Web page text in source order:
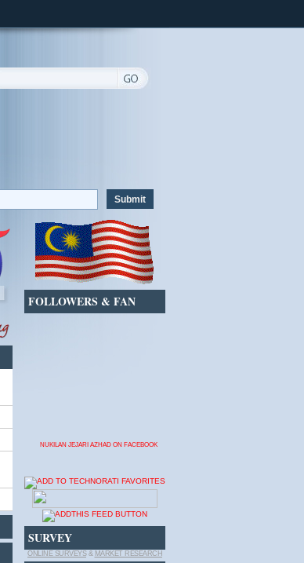
FOLLOWERS & FAN
NUKILAN JEJARI AZHAD ON FACEBOOK
SURVEY
ONLINE SURVEYS& MARKET RESEARCH